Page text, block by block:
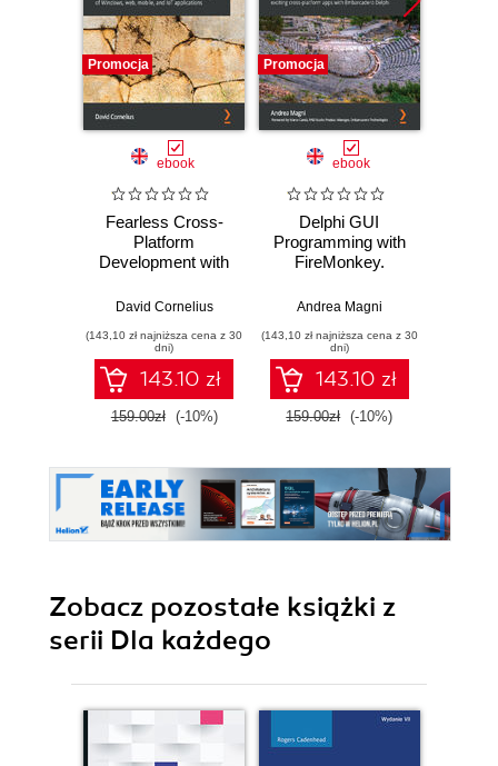
Promocja
ebook
Fearless Cross-
Platform
Development with
your Delphi skills to
generation of
Windows, web,
mobile, and IoT
applications
David Cornelius
(143,10 zł najniższa cena z 30
dni)
143.10 zł
159.00zł (-10%)
Promocja
ebook
Delphi GUI
Programming with
FireMonkey.
potential of the
build exciting
cross-platform
apps with
Embarcadero
Delphi
Andrea Magni
(143,10 zł najniższa cena z 30
dni)
143.10 zł
159.00zł (-10%)
Zobacz pozostałe książki z
serii Dla każdego